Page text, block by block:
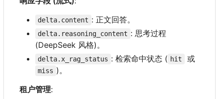
delta.content : 正文回答。
delta.reasoning_content : 思考过程
(DeepSeek 风格)。
delta.x_rag_status : 检索命中状态 ( hit 或
miss )。
租户管理: